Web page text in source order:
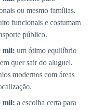
ou mesmo famílias.
funcionais e costumam
público.
mil: um ótimo equilíbrio
quer sair do aluguel.
modernos com áreas
mil: a escolha certa para